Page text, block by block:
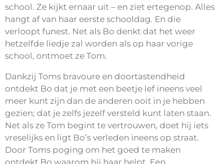
school. Ze kijkt ernaar uit – en ziet ertegenop. Alles
hangt af van haar eerste schooldag. En die
verloopt funest. Net als Bo denkt dat het weer
hetzelfde liedje zal worden als op haar vorige
school, ontmoet ze Tom.
Dankzij Toms bravoure en doortastendheid
ontdekt Bo dat je met een beetje lef ineens veel
meer kunt zijn dan de anderen ooit in je hebben
gezien; dat je zelfs jezelf versteld kunt laten staan.
Net als ze Tom begint te vertrouwen, doet hij iets
vreselijks en ligt Bo’s verleden ineens op straat.
Door Toms poging om het goed te maken
ontdekt Bo waarom hij haar helpt. Een